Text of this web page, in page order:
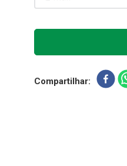
Compartilhar